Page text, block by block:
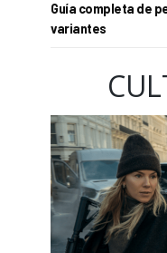
Guía completa de
variantes